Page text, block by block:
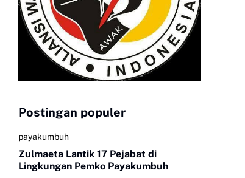
Postingan populer
payakumbuh
Zulmaeta Lantik 17 Pejabat di
Lingkungan Pemko Payakumbuh